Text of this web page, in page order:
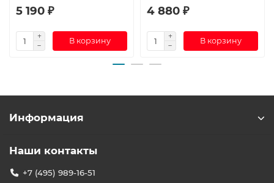
5 190 ₽
В корзину
4 880 ₽
В корзину
Информация
Наши контакты
+7 (495) 989-16-51